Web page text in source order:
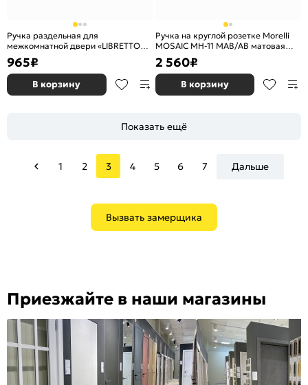
Ручка раздельная для
межкомнатной двери «LIBRETTO
ML/HD SN/CP-3» МатНикель/Хром
965₽
В корзину
Ручка на круглой розетке Morelli
MOSAIC MH-11 MAB/AB матовая
античная бронза/античная бронза
2 560₽
В корзину
Показать ещё
1 2 3 4 5 6 7 Дальше
Вызвать замерщика
Приезжайте в наши магазины